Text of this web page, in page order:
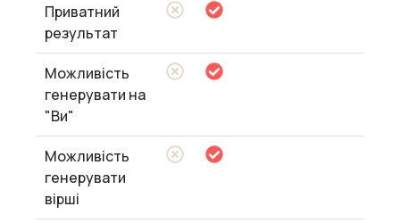
Приватний
результат
Можливість
генерувати на
"Ви"
Можливість
генерувати
вірші